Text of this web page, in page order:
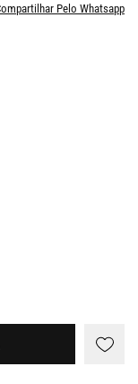
Pelo Whatsapp